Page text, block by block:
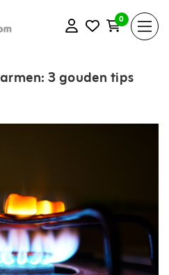
0
3 gouden tips